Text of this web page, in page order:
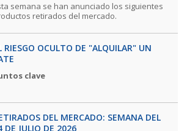
semana se han anunciado los siguientes
retirados del mercado.
RIESGO OCULTO DE "ALQUILAR" UN
clave
DEL MERCADO: SEMANA DEL
DE JULIO DE 2026